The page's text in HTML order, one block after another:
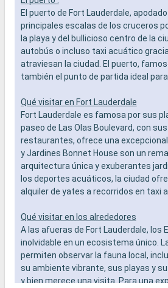
El puerto de Fort Lauderdale,
principales escalas de los cruceros
la playa y del bullicioso centro de la
autobús o incluso taxi acuático
atraviesan la ciudad. El puerto,
también el punto de partida ideal para
Qué visitar en Fort Lauderdale
Fort Lauderdale es famosa por sus
paseo de Las Olas Boulevard, con
restaurantes, ofrece una
y Jardines Bonnet House son un
arquitectura única y exuberantes
los deportes acuáticos, la ciudad
alquiler de yates a recorridos en taxi
Qué visitar en los alrededores
A las afueras de Fort Lauderdale, los
inolvidable en un ecosistema único.
permiten observar la fauna local,
su ambiente vibrante, sus playas y
y bien merece una visita. Para una